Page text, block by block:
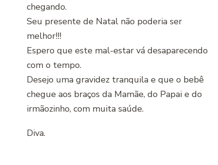
chegando.
Seu presente de Natal não poderia ser
melhor!!!
Espero que este mal-estar vá desaparecendo
com o tempo.
Desejo uma gravidez tranquila e que o bebê
chegue aos braços da Mamãe, do Papai e do
irmãozinho, com muita saúde.
Diva.